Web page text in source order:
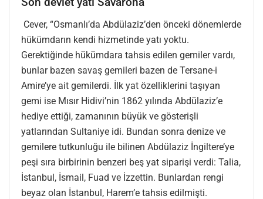
Cever, “Osmanlı’da Abdülaziz’den önceki dönemlerde
hükümdarın kendi hizmetinde yatı yoktu.
Gerektiğinde hükümdara tahsis edilen gemiler vardı,
bunlar bazen savaş gemileri bazen de Tersane-i
Amire’ye ait gemilerdi. İlk yat özelliklerini taşıyan
gemi ise Mısır Hidivi’nin 1862 yılında Abdülaziz’e
hediye ettiği, zamanının büyük ve gösterişli
yatlarından Sultaniye idi. Bundan sonra denize ve
gemilere tutkunluğu ile bilinen Abdülaziz İngiltere’ye
peşi sıra birbirinin benzeri beş yat siparişi verdi: Talia,
İstanbul, İsmail, Fuad ve İzzettin. Bunlardan rengi
beyaz olan İstanbul, Harem’e tahsis edilmişti.